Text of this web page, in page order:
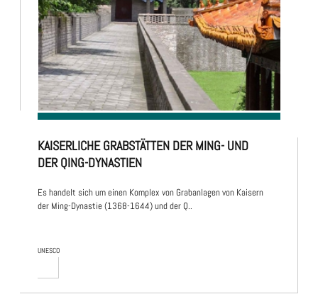
UNESCO
KAISERLICHE GRABSTÄTTEN DER MING- UND
DER QING-DYNASTIEN
Es handelt sich um einen Komplex von Grabanlagen von Kaisern
der Ming-Dynastie (1368-1644) und der Q..